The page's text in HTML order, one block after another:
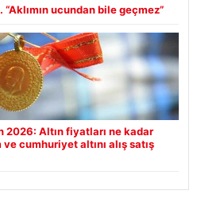
ucundan bile geçmez”
2026: Altın fiyatları ne kadar
cumhuriyet altını alış satış